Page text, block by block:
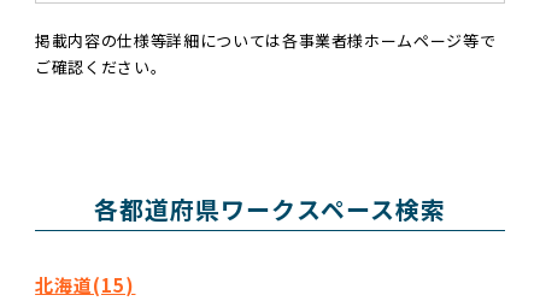
掲載内容の仕様等詳細については各事業者様ホームページ等で
ご確認ください。
各都道府県ワークスペース検索
北海道(15)